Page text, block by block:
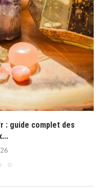
: guide complet des